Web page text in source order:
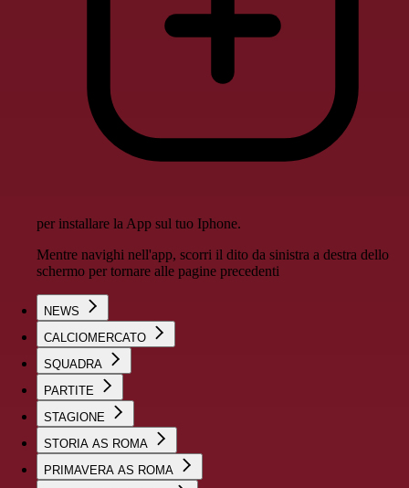
per installare la App sul tuo Iphone.
Mentre navighi nell'app, scorri il dito da sinistra a destra dello
schermo per tornare alle pagine precedenti
NEWS
CALCIOMERCATO
SQUADRA
PARTITE
STAGIONE
STORIA AS ROMA
PRIMAVERA AS ROMA